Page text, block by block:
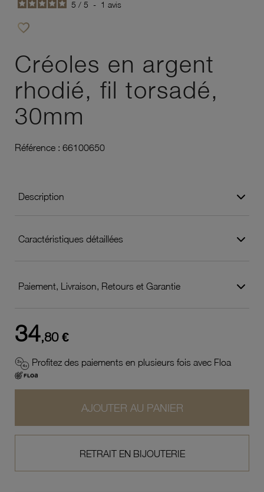
5 / 5 - 1 avis
favorite_border
Créoles en argent
rhodié, fil torsadé,
30mm
Référence : 66100650
Description
Caractéristiques détaillées
Paiement, Livraison, Retours et Garantie
34,80 €
Profitez des paiements en plusieurs fois avec Floa
AJOUTER AU PANIER
RETRAIT EN BIJOUTERIE